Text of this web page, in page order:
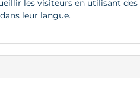
les visiteurs en utilisant
leur langue.